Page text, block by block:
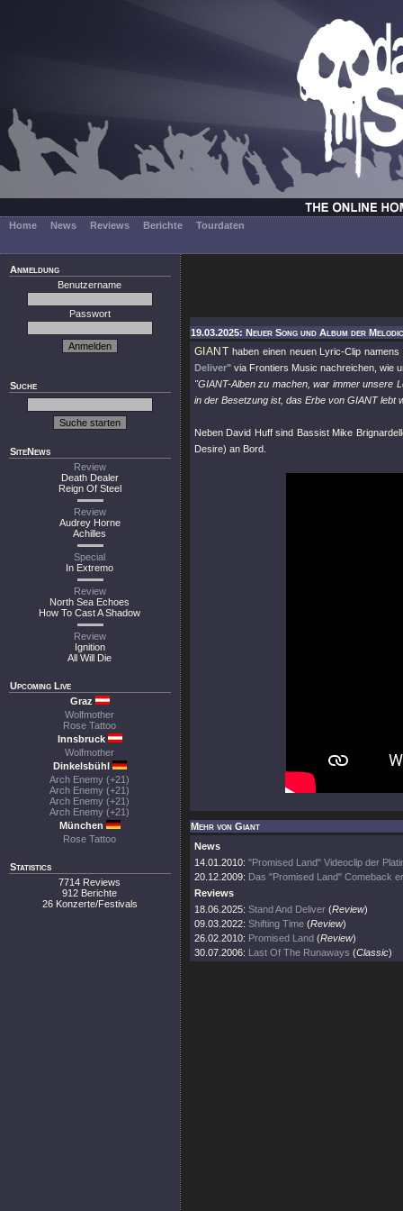
Home News Reviews Berichte Tourdaten
Anmeldung
Benutzername
Passwort
Suche
SiteNews
Review
Death Dealer
Reign Of Steel
Review
Audrey Horne
Achilles
Special
In Extremo
Review
North Sea Echoes
How To Cast A Shadow
Review
Ignition
All Will Die
Upcoming Live
Graz
Wolfmother
Rose Tattoo
Innsbruck
Wolfmother
Dinkelsbühl
Arch Enemy (+21)
Arch Enemy (+21)
Arch Enemy (+21)
Arch Enemy (+21)
München
Rose Tattoo
Statistics
7714 Reviews
912 Berichte
26 Konzerte/Festivals
19.03.2025: Neuer Song und Album der
GIANT haben einen neuen Lyric-Clip namens
Deliver" via Frontiers Music nachreichen, wie
"GIANT-Alben zu machen, war immer unsere
in der Besetzung ist, das Erbe von GIANT lebt
Neben David Huff sind Bassist Mike
Desire) an Bord.
Mehr von Giant
News
14.01.2010: "Promised Land" Videoclip der
20.12.2009: Das "Promised Land" Comeback
Reviews
18.06.2025: Stand And Deliver (Review)
09.03.2022: Shifting Time (Review)
26.02.2010: Promised Land (Review)
30.07.2006: Last Of The Runaways (Classic)